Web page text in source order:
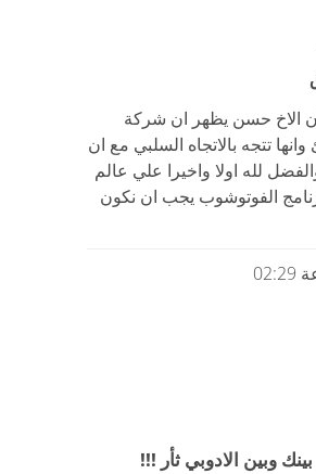
ان الاخ حسن يظهر ان شركة
تتجه بالاتجاه السلبي مع ان
لله اولا واخيرا علي عالم
الفوتوشوب يجب ان نكون
وبين الادوبي ثأر !!!